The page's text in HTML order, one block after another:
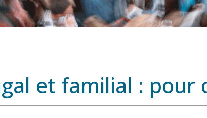
et familial : pour